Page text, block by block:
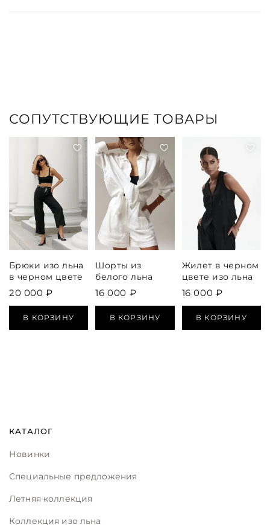
СОПУТСТВУЮЩИЕ ТОВАРЫ
Брюки изо льна
в черном цвете
20 000 ₽
В КОРЗИНУ
Шорты из
белого льна
16 000 ₽
В КОРЗИНУ
Жилет в черном
цвете изо льна
16 000 ₽
В КОРЗИНУ
КАТАЛОГ
Новинки
Специальные предложения
Летняя коллекция
Коллекция изо льна